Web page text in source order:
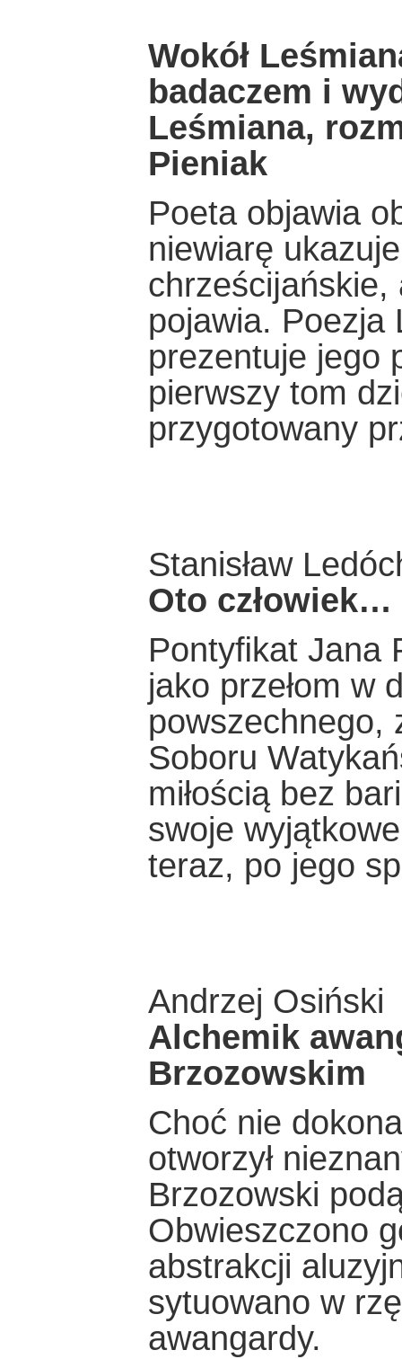
Wokół
badaczem i
Leśmiana,
Pieniak
Poeta objawia
niewiarę
pojawia. Poezja
prezentuje jego
pierwszy tom
przygotowany
Stanisław
Oto
Pontyﬁkat Jana
jako przełom w
powszechnego,
Soboru
miłością bez
swoje
teraz, po jego
Andrzej Osiński
Alchemik
Brzozowskim
Choć nie
otworzył
Brzozowski
Obwieszczono
abstrakcji
sytuowano w
awangardy.